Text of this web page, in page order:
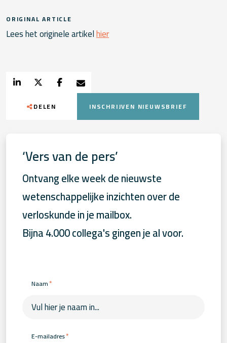
ORIGINAL ARTICLE
Lees het originele artikelhier
DELEN INSCHRIJVEN NIEUWSBRIEF
‘Vers van de pers’
Ontvang elke week de nieuwste
wetenschappelijke inzichten over de
verloskunde in je mailbox.
Bijna 4.000 collega's gingen je al voor.
Naam*
E-mailadres*